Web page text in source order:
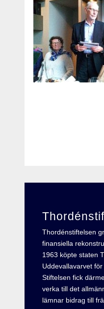
Thordénstiftelsen
finansiella
1963 köpte staten
Uddevallavarvet
Stiftelsen fick
verka till det
lämnar bidrag till